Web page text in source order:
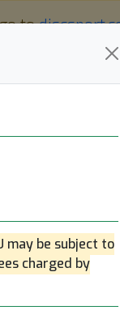
may be subject to
charged by
to